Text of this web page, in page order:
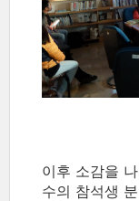
이후 소감을
수의 참석생